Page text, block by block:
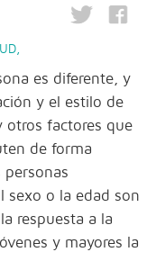
es diferente, y
y el estilo de
otros factores que
de forma
sexo o la edad son
respuesta a la
y mayores la